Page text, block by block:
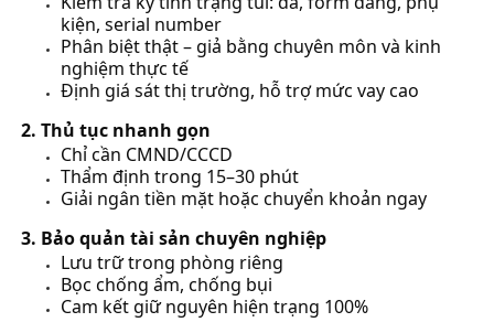
kiện, serial number
Phân biệt thật – giả bằng chuyên môn và kinh
nghiệm thực tế
Định giá sát thị trường, hỗ trợ mức vay cao
2. Thủ tục nhanh gọn
Chỉ cần CMND/CCCD
Thẩm định trong 15–30 phút
Giải ngân tiền mặt hoặc chuyển khoản ngay
3. Bảo quản tài sản chuyên nghiệp
Lưu trữ trong phòng riêng
Bọc chống ẩm, chống bụi
Cam kết giữ nguyên hiện trạng 100%